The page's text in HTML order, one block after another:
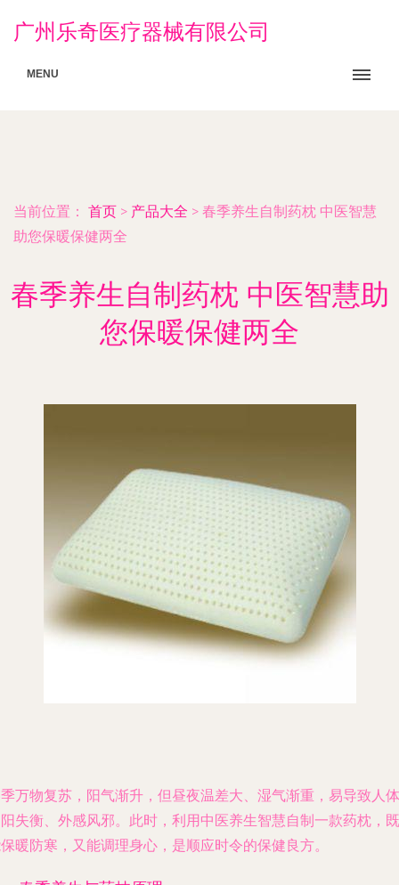
广州乐奇医疗器械有限公司
MENU
当前位置： 首页 > 产品大全 > 春季养生自制药枕 中医智慧
助您保暖保健两全
春季养生自制药枕 中医智慧助
您保暖保健两全
万物复苏，阳气渐升，但昼夜温差大、湿气渐重，易导致人体
失衡、外感风邪。此时，利用中医养生智慧自制一款药枕，既
暖防寒，又能调理身心，是顺应时令的保健良方。